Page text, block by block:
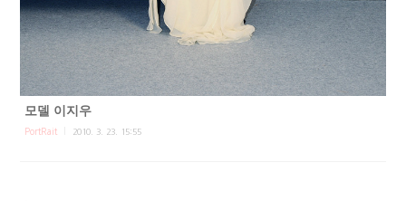
모델 이지우
PortRait 2010. 3. 23. 15:55